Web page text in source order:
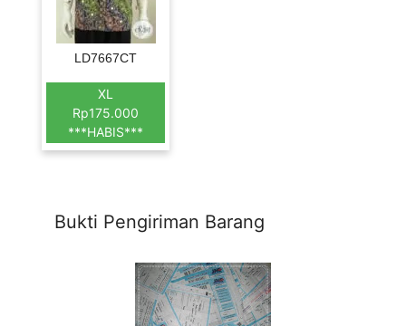
LD7667CT
XL
Rp175.000
***HABIS***
Bukti Pengiriman Barang